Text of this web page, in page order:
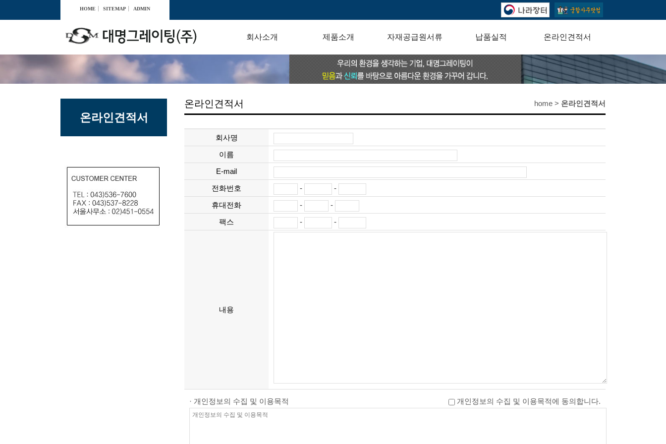
HOME SITEMAP ADMIN
회사소개 제품소개 자재공급원서류 납품실적 온라인견적서
온라인견적서
온라인견적서 home > 온라인견적서
회사명
이름
E-mail
전화번호
-
-
휴대전화
-
-
팩스
- -
내용
· 개인정보의 수집 및 이용목적 개인정보의 수집 및 이용목적에 동의합니다.